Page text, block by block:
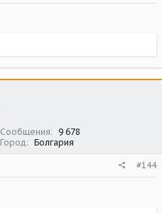
Сообщения
9 678
Город Болгария
#144